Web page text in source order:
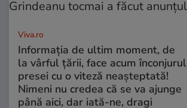
Viva.ro
Informația de ultim moment, de
la vârful țării, face acum înconjurul
presei cu o viteză neașteptată!
Nimeni nu credea că se va ajunge
până aici, dar iată-ne, dragi